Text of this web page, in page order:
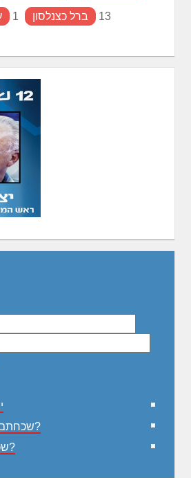
1 ברל כצנלסון 13
שכחתם שם משתמש?
שכחתם סיסמא?